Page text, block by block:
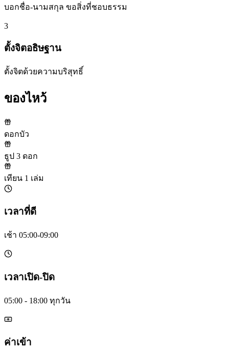
บอกชื่อ-นามสกุล ขอสิ่งที่ชอบธรรม
3
ตั้งจิตอธิษฐาน
ตั้งจิตด้วยความบริสุทธิ์
ของไหว้
ดอกบัว
ธูป 3 ดอก
เทียน 1 เล่ม
เวลาที่ดี
เช้า 05:00-09:00
เวลาเปิด-ปิด
05:00 - 18:00 ทุกวัน
ค่าเข้า